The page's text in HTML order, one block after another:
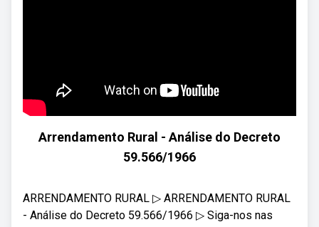
Arrendamento Rural - Análise do Decreto
59.566/1966
ARRENDAMENTO RURAL ▷ ARRENDAMENTO RURAL
- Análise do Decreto 59.566/1966 ▷ Siga-nos nas